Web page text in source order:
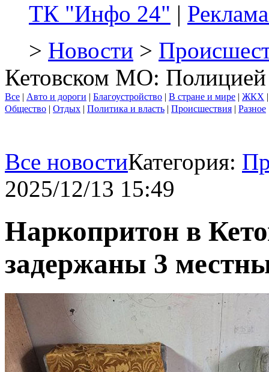
ТК "Инфо 24" |
> Новости >
Кетовском МО:
Все | Авто и дороги | Благоустройство | В стране и мире | ЖКХ
Общество | Отдых | Политика и власть | Происшествия | Разное
Все новостиКатегория:
2025/12/13 15:49
Наркопритон в
задержаны 3